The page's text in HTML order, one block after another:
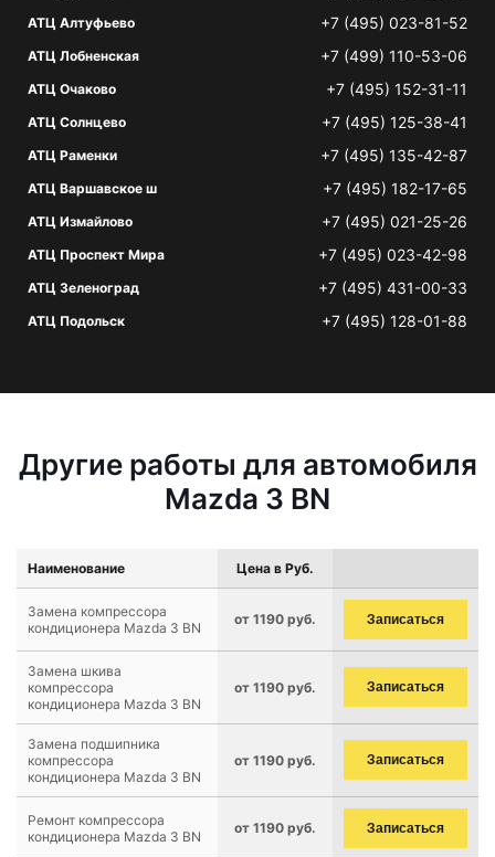
АТЦ Алтуфьево +7 (495) 023-81-52
АТЦ Лобненская +7 (499) 110-53-06
АТЦ Очаково +7 (495) 152-31-11
АТЦ Солнцево +7 (495) 125-38-41
АТЦ Раменки +7 (495) 135-42-87
АТЦ Варшавское ш +7 (495) 182-17-65
АТЦ Измайлово +7 (495) 021-25-26
АТЦ Проспект Мира +7 (495) 023-42-98
АТЦ Зеленоград +7 (495) 431-00-33
АТЦ Подольск +7 (495) 128-01-88
Другие работы для автомобиля
Mazda 3 BN
Наименование Цена в Руб.
Замена компрессора
кондиционера Mazda 3 BN
от 1190 руб. Записаться
Замена шкива
компрессора
кондиционера Mazda 3 BN
от 1190 руб. Записаться
Замена подшипника
компрессора
кондиционера Mazda 3 BN
от 1190 руб. Записаться
Ремонт компрессора
кондиционера Mazda 3 BN
от 1190 руб. Записаться